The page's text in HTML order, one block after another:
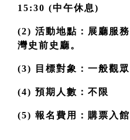
15:30 (中午休息)
(2) 活動地點：展廳服
灣史前史廳。
(3) 目標對象：一般觀眾
(4) 預期人數：不限
(5) 報名費用：購票入